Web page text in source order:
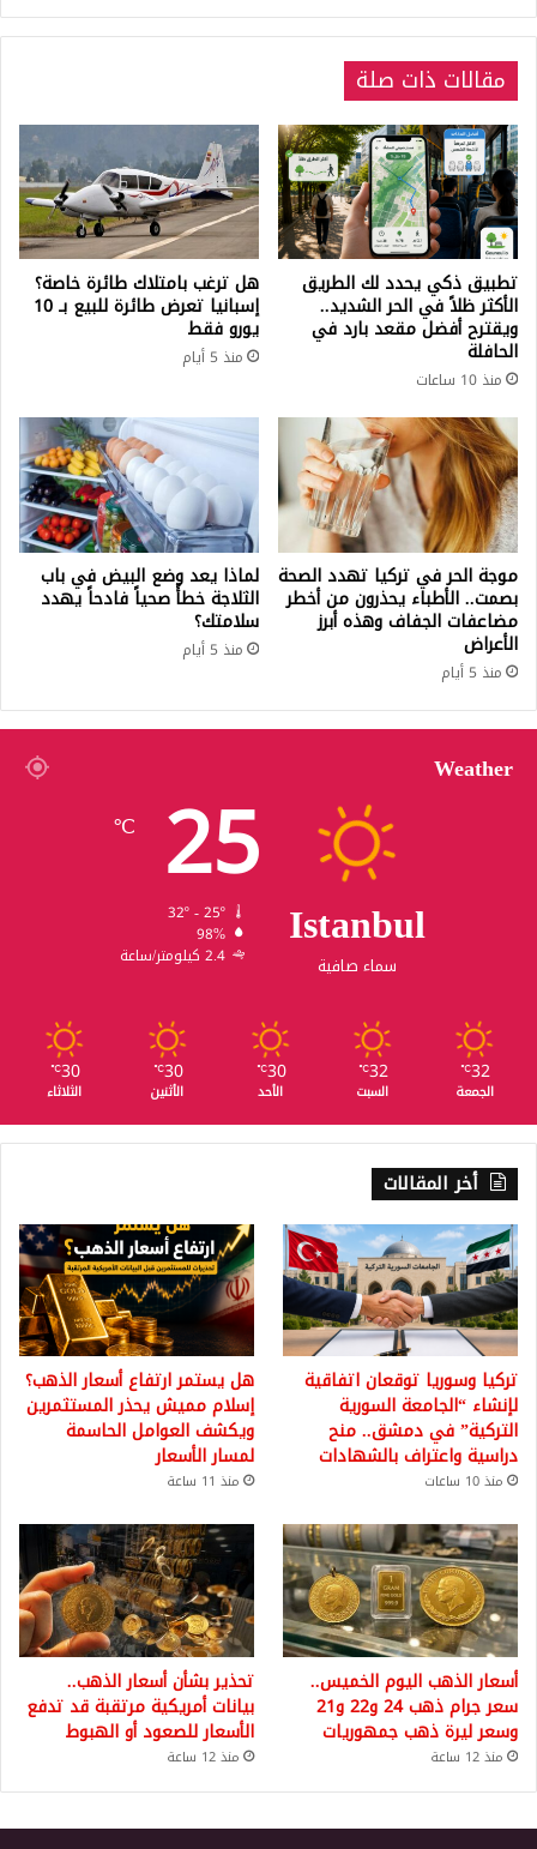
نتائجه؟!
مقالات ذات صلة
تطبيق ذكي يحدد لك الطريق
الأكثر ظلاً في الحر الشديد..
ويقترح أفضل مقعد بارد في
الحافلة
منذ 10 ساعات
هل ترغب بامتلاك طائرة خاصة؟
إسبانيا تعرض طائرة للبيع بـ 10
يورو فقط
منذ 5 أيام
موجة الحر في تركيا تهدد الصحة
بصمت.. الأطباء يحذرون من أخطر
مضاعفات الجفاف وهذه أبرز
الأعراض
منذ 5 أيام
لماذا يعد وضع البيض في باب
الثلاجة خطأً صحياً فادحاً يهدد
سلامتك؟
منذ 5 أيام
Weather
Istanbul
سماء صافية
25
℃
32º - 25º
98%
2.4 كيلومتر/ساعة
32
℃
الجمعة
32
℃
السبت
30
℃
الأحد
30
℃
الأثنين
30
℃
الثلاثاء
أخر المقالات
تركيا وسوريا توقعان اتفاقية
لإنشاء “الجامعة السورية
التركية” في دمشق.. منح
دراسية واعتراف بالشهادات
منذ 10 ساعات
هل يستمر ارتفاع أسعار الذهب؟
إسلام مميش يحذر المستثمرين
ويكشف العوامل الحاسمة
لمسار الأسعار
منذ 11 ساعة
أسعار الذهب اليوم الخميس..
سعر جرام ذهب 24 و22 و21
وسعر ليرة ذهب جمهوريات
منذ 12 ساعة
تحذير بشأن أسعار الذهب..
بيانات أمريكية مرتقبة قد تدفع
الأسعار للصعود أو الهبوط
منذ 12 ساعة